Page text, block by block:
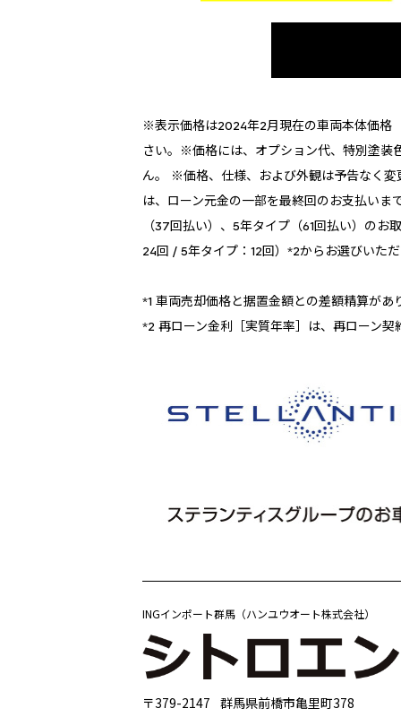
※表示価格は2024年2月現在の車両本体価格
さい。※価格には、オプション代、特別塗装
ん。 ※価格、仕様、および外観は予告なく
は、ローン元金の一部を最終回のお支払い
（37回払い）、5年タイプ（61回払い）の
24回 / 5年タイプ：12回）*2からお選びいた
*1 車両売却価格と据置金額との差額精算があ
*2 再ローン金利［実質年率］は、再ローン契
INGインポート群馬（ハンユウオート株式会社）
〒379-2147 群馬県前橋市亀里町378